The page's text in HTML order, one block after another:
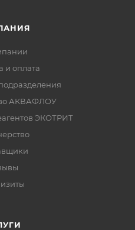
и оплата
АКВАФЛОУ
ЭКОТРИТ